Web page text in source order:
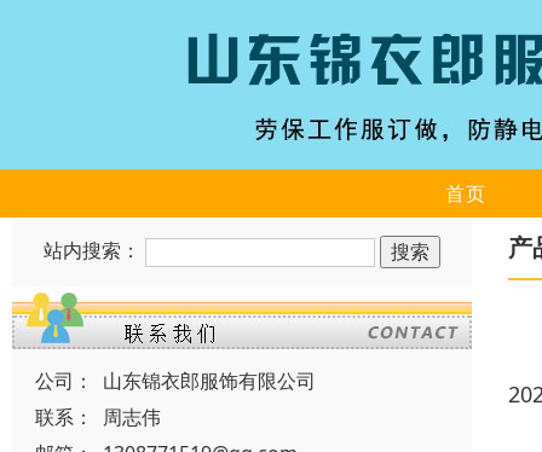
首页
站内搜索：
公司：
山东锦衣郎服饰有限公司
联系：
周志伟
产